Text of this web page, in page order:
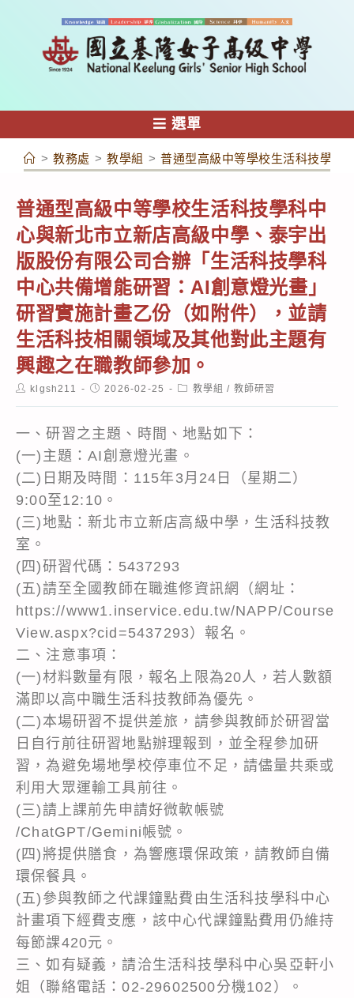
容
選單
> 教務處 > 教學組 > 普通型高級中等學校生活科技學科
普通型高級中等學校生活科技學科中
心與新北市立新店高級中學、泰宇出
版股份有限公司合辦「生活科技學科
中心共備增能研習：AI創意燈光畫」
研習實施計畫乙份（如附件），並請
生活科技相關領域及其他對此主題有
興趣之在職教師參加。
Postklgsh211
Post2026-02-25
Post教學組 / 教師研習
一、研習之主題、時間、地點如下：
(一)主題：AI創意燈光畫。
(二)日期及時間：115年3月24日（星期二）
9:00至12:10。
(三)地點：新北市立新店高級中學，生活科技教
室。
(四)研習代碼：5437293
(五)請至全國教師在職進修資訊網（網址：
https://www1.inservice.edu.tw/NAPP/Course
View.aspx?cid=5437293）報名。
二、注意事項：
(一)材料數量有限，報名上限為20人，若人數額
滿即以高中職生活科技教師為優先。
(二)本場研習不提供差旅，請參與教師於研習當
日自行前往研習地點辦理報到，並全程參加研
習，為避免場地學校停車位不足，請儘量共乘或
利用大眾運輸工具前往。
(三)請上課前先申請好微軟帳號
/ChatGPT/Gemini帳號。
(四)將提供膳食，為響應環保政策，請教師自備
環保餐具。
(五)參與教師之代課鐘點費由生活科技學科中心
計畫項下經費支應，該中心代課鐘點費用仍維持
每節課420元。
三、如有疑義，請洽生活科技學科中心吳亞軒小
姐（聯絡電話：02-29602500分機102）。